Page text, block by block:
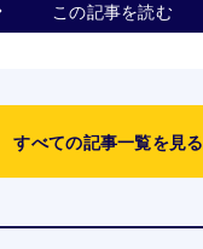
この記事を読む
すべての記事一覧を見る